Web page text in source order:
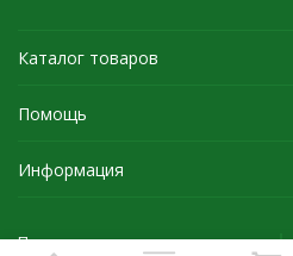
Каталог товаров
Помощь
Информация
Политика персональных данных